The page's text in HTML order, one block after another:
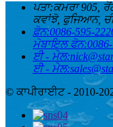
ਪਤਾ:ਕਮਰਾ 905,
ਕਵਾਂਝੋ, ਫੁਜਿਆਨ,
ਫ਼ੋਨ:0086-595-
ਮੋਬਾਇਲ ਫੋਨ:
ਈ - ਮੇਲ:
ਈ - ਮੇਲ:
© ਕਾਪੀਰਾਈਟ - 2010-